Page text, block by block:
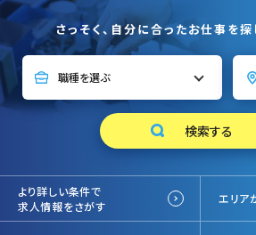
さっそく、自分に合ったお仕事を探
より詳しい条件で
求人情報をさがす
エリア